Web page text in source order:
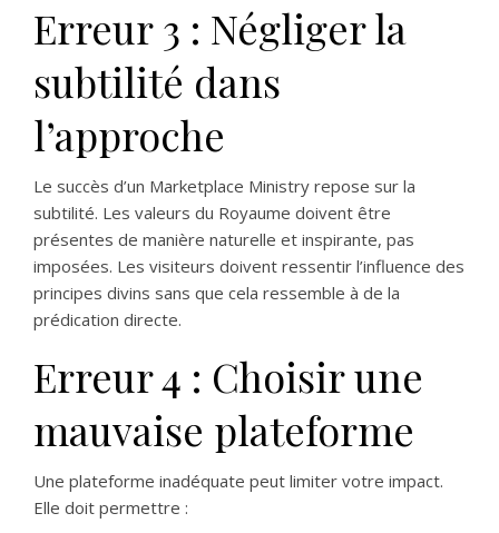
Erreur 3 : Négliger la
subtilité dans
l’approche
Le succès d’un Marketplace Ministry repose sur la
subtilité. Les valeurs du Royaume doivent être
présentes de manière naturelle et inspirante, pas
imposées. Les visiteurs doivent ressentir l’influence des
principes divins sans que cela ressemble à de la
prédication directe.
Erreur 4 : Choisir une
mauvaise plateforme
Une plateforme inadéquate peut limiter votre impact.
Elle doit permettre :